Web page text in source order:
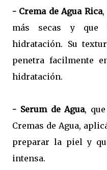
- Crema de Agua Rica,
más secas y que
hidratación. Su
penetra facilmente
hidratación.
- Serum de Agua,
Cremas de Agua,
preparar la piel y
intensa.